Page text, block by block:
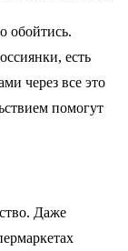
обойтись.
есть
через все это
помогут
Даже